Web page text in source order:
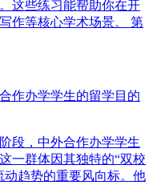
这些练习能帮助你在开
作等核心学术场景。 第
作办学学生的留学目的
段，中外合作办学学生
一群体因其独特的“双校
动趋势的重要风向标。他